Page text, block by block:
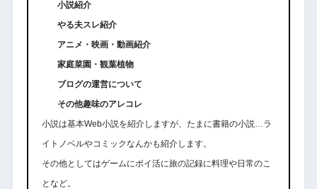
小説紹介
やる夫スレ紹介
アニメ・映画・動画紹介
家庭菜園・観葉植物
ブログの運営について
その他趣味のアレコレ
小説は基本Web小説を紹介しますが、たまに書籍の小説…ラ
イトノベルやコミックなんかも紹介します。
その他としてはゲームにポイ活に旅の記録に料理や日常のこ
となど。